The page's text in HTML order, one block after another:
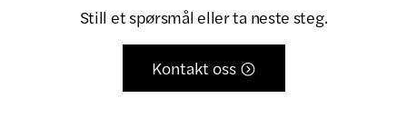
Still et spørsmål eller ta neste steg.
Kontakt oss 